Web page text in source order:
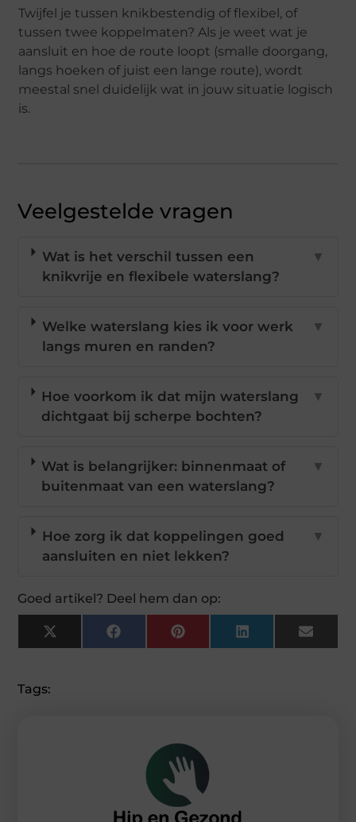
Twijfel je tussen knikbestendig of flexibel, of
tussen twee koppelmaten? Als je weet wat je
aansluit en hoe de route loopt (smalle doorgang,
langs hoeken of juist een lange route), wordt
meestal snel duidelijk wat in jouw situatie logisch
is.
Veelgestelde vragen
Wat is het verschil tussen een
knikvrije en flexibele waterslang?
▼
Welke waterslang kies ik voor werk
langs muren en randen?
▼
Hoe voorkom ik dat mijn waterslang
dichtgaat bij scherpe bochten?
▼
Wat is belangrijker: binnenmaat of
buitenmaat van een waterslang?
▼
Hoe zorg ik dat koppelingen goed
aansluiten en niet lekken?
▼
Goed artikel? Deel hem dan op:
X
(Twitter)
FacebookPinterestLinkedInEmail
Tags: